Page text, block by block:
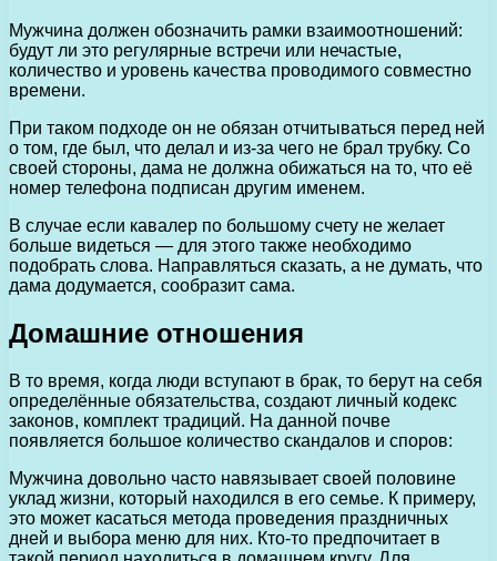
Мужчина должен обозначить рамки взаимоотношений:
будут ли это регулярные встречи или нечастые,
количество и уровень качества проводимого совместно
времени.
При таком подходе он не обязан отчитываться перед ней
о том, где был, что делал и из-за чего не брал трубку. Со
своей стороны, дама не должна обижаться на то, что её
номер телефона подписан другим именем.
В случае если кавалер по большому счету не желает
больше видеться — для этого также необходимо
подобрать слова. Направляться сказать, а не думать, что
дама додумается, сообразит сама.
Домашние отношения
В то время, когда люди вступают в брак, то берут на себя
определённые обязательства, создают личный кодекс
законов, комплект традиций. На данной почве
появляется большое количество скандалов и споров:
Мужчина довольно часто навязывает своей половине
уклад жизни, который находился в его семье. К примеру,
это может касаться метода проведения праздничных
дней и выбора меню для них. Кто-то предпочитает в